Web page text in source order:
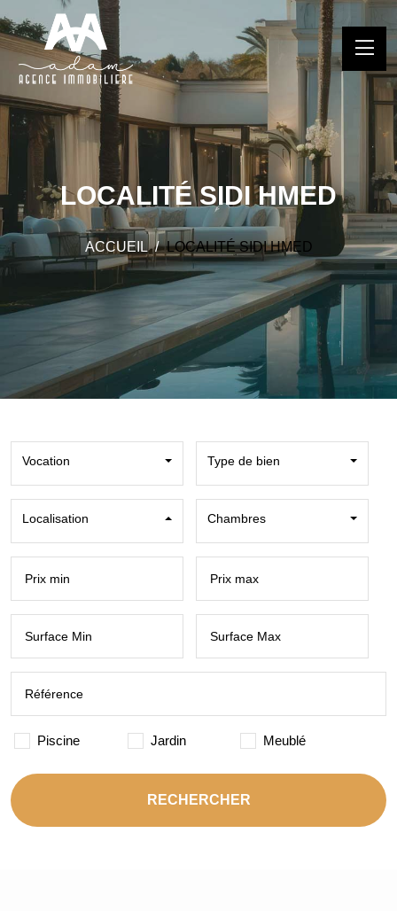
LOCALITÉ SIDI HMED
ACCUEIL LOCALITÉ SIDI HMED
Vocation Type de bien
Localisation Chambres
Piscine Jardin Meublé
RECHERCHER